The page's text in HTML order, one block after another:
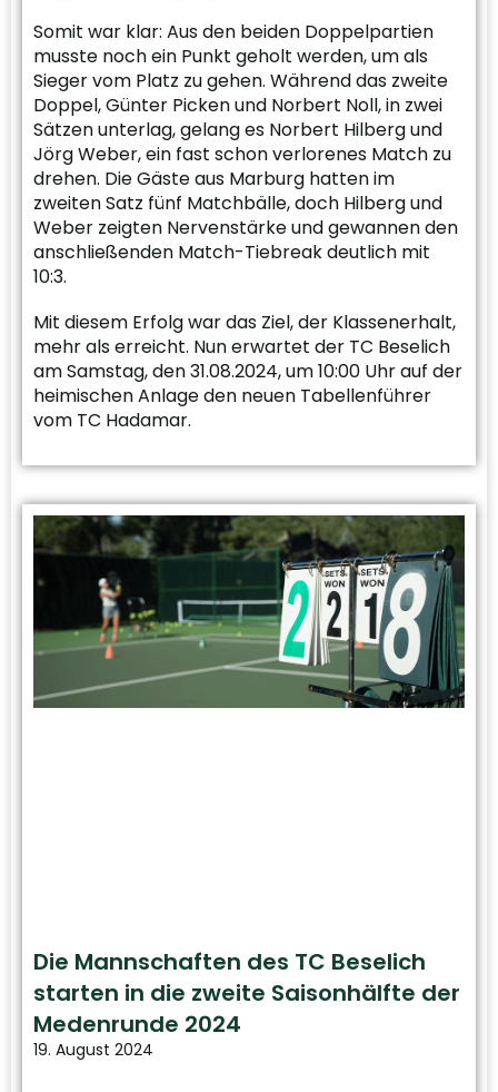
Somit war klar: Aus den beiden Doppelpartien
musste noch ein Punkt geholt werden, um als
Sieger vom Platz zu gehen. Während das zweite
Doppel, Günter Picken und Norbert Noll, in zwei
Sätzen unterlag, gelang es Norbert Hilberg und
Jörg Weber, ein fast schon verlorenes Match zu
drehen. Die Gäste aus Marburg hatten im
zweiten Satz fünf Matchbälle, doch Hilberg und
Weber zeigten Nervenstärke und gewannen den
anschließenden Match-Tiebreak deutlich mit
10:3.
Mit diesem Erfolg war das Ziel, der Klassenerhalt,
mehr als erreicht. Nun erwartet der TC Beselich
am Samstag, den 31.08.2024, um 10:00 Uhr auf der
heimischen Anlage den neuen Tabellenführer
vom TC Hadamar.
Die Mannschaften des TC Beselich
starten in die zweite Saisonhälfte der
Medenrunde 2024
19. August 2024